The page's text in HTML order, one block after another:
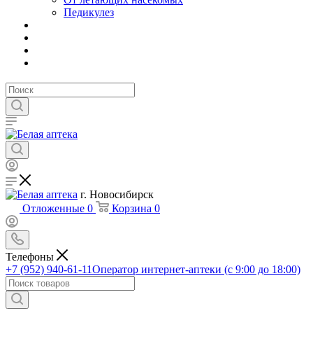
Педикулез
г. Новосибирск
Отложенные 0 Корзина 0
Телефоны
+7 (952) 940-61-11Оператор интернет-аптеки (с 9:00 до 18:00)